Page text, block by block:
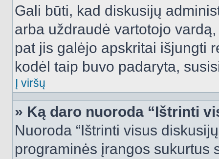
Gali būti, kad diskusijų
arba uždraudė vartotojo
pat jis galėjo apskritai išjungti
kodėl taip buvo padaryta,
Į viršų
» Ką daro nuoroda “Ištrinti
Nuoroda “Ištrinti visus
programinės įrangos sukurtus